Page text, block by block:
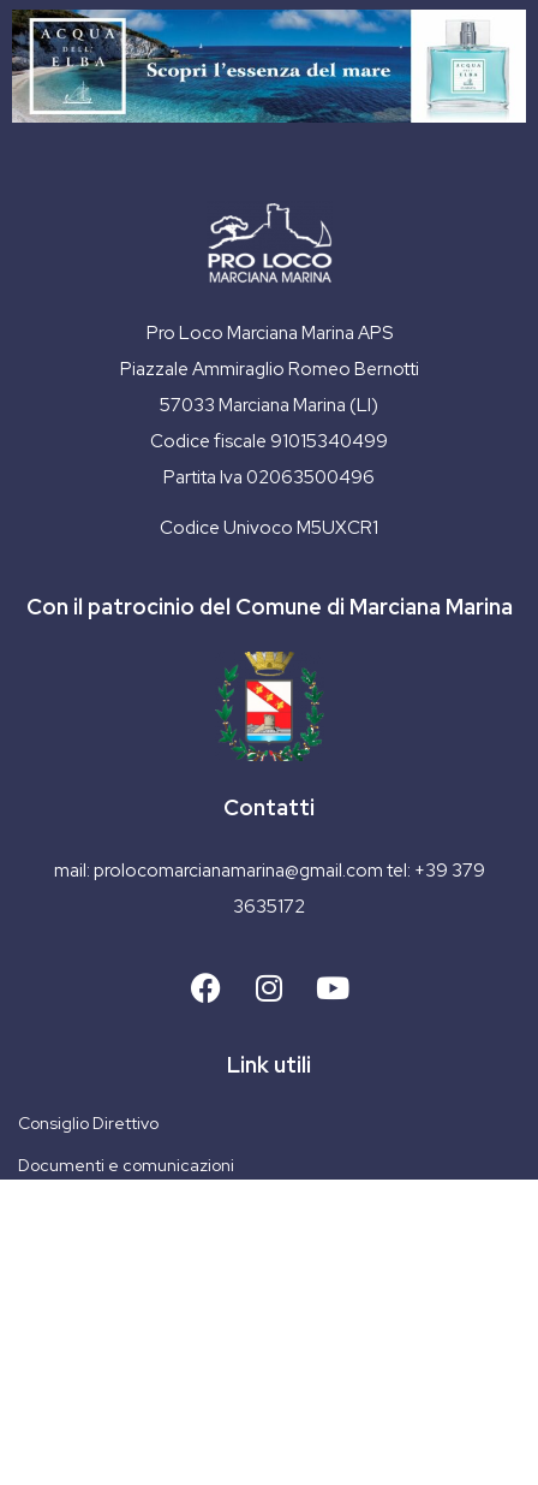
Pro Loco Marciana Marina APS
Piazzale Ammiraglio Romeo Bernotti
57033 Marciana Marina (LI)
Codice fiscale 91015340499
Partita Iva 02063500496
Codice Univoco M5UXCR1
Con il patrocinio del Comune di Marciana Marina
Contatti
mail: prolocomarcianamarina@gmail.com tel: +39 379
3635172
Link utili
Consiglio Direttivo
Documenti e comunicazioni